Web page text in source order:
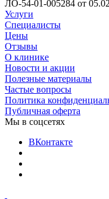
ЛО-54-01-005284 от
Услуги
Специалисты
Цены
Отзывы
О клинике
Новости и акции
Полезные материалы
Частые вопросы
Политика
Публичная оферта
Мы в соцсетях
ВКонтакте